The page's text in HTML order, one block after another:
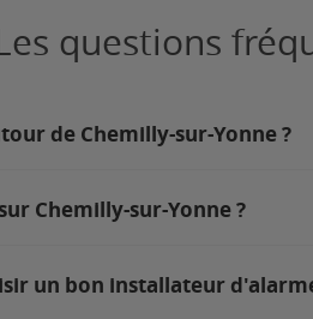
questions
de Chemilly-sur-Yonne ?
Chemilly-sur-Yonne ?
un bon installateur